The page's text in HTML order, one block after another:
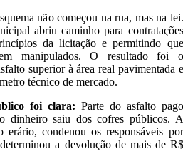
não começou na rua, mas na lei.
abriu caminho para contratações
da licitação e permitindo que
manipulados. O resultado foi o
superior à área real pavimentada e
técnico de mercado.
foi clara: Parte do asfalto pago
dinheiro saiu dos cofres públicos. A
erário, condenou os responsáveis por
a devolução de mais de R$